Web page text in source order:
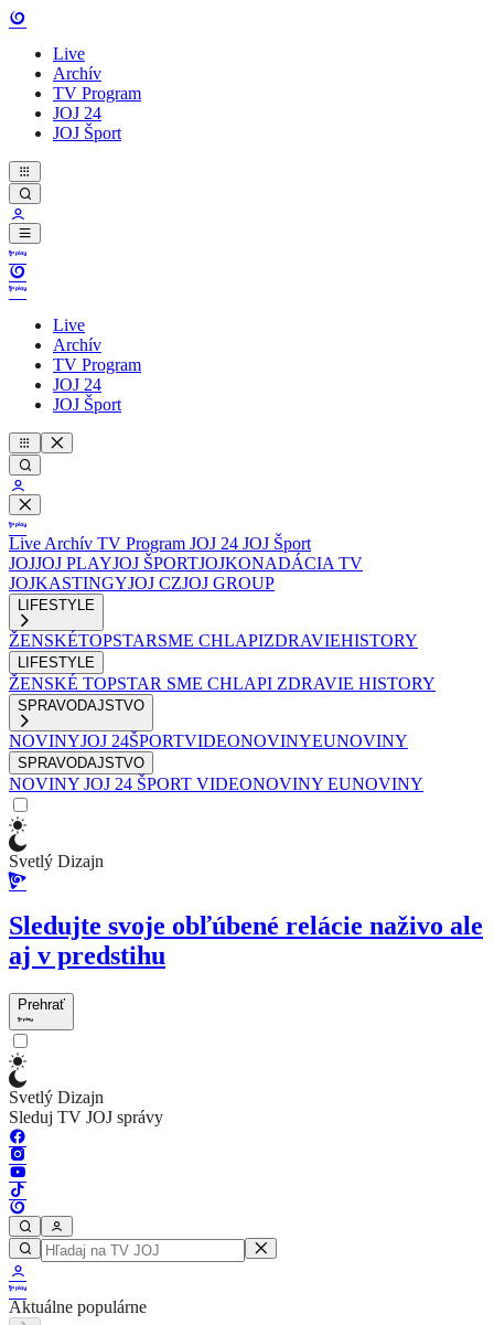
Live
Archív
TV Program
JOJ 24
JOJ Šport
Live
Archív
TV Program
JOJ 24
JOJ Šport
Live Archív TV Program JOJ 24 JOJ Šport
JOJJOJ PLAYJOJ ŠPORTJOJKONADÁCIA TV
JOJKASTINGYJOJ CZJOJ GROUP
LIFESTYLE
ŽENSKÉTOPSTARSME CHLAPIZDRAVIEHISTORY
LIFESTYLE
ŽENSKÉ TOPSTAR SME CHLAPI ZDRAVIE HISTORY
SPRAVODAJSTVO
NOVINYJOJ 24ŠPORTVIDEONOVINYEUNOVINY
SPRAVODAJSTVO
NOVINY JOJ 24 ŠPORT VIDEONOVINY EUNOVINY
Svetlý Dizajn
Sledujte svoje obľúbené relácie naživo ale
aj v predstihu
Prehrať
Svetlý Dizajn
Sleduj TV JOJ správy
Aktuálne populárne